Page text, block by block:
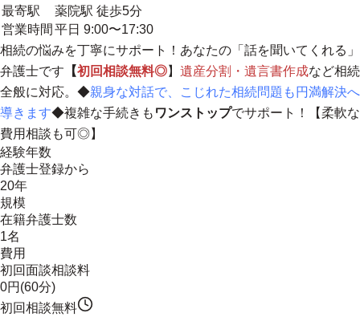
最寄駅
薬院駅 徒歩5分
営業時間 平日 9:00〜17:30
相続の悩みを丁寧にサポート！あなたの「話を聞いてくれる」
弁護士です 【初回相談無料◎】 遺産分割・遺言書作成など相続
全般に対応。◆親身な対話で、こじれた相続問題も円満解決へ
導きます◆複雑な手続きも ワンストップでサポート！【柔軟な
費用相談も可◎】
経験年数
弁護士登録から
20年
規模
在籍弁護士数
1名
費用
初回面談相談料
0円(60分)
初回相談無料